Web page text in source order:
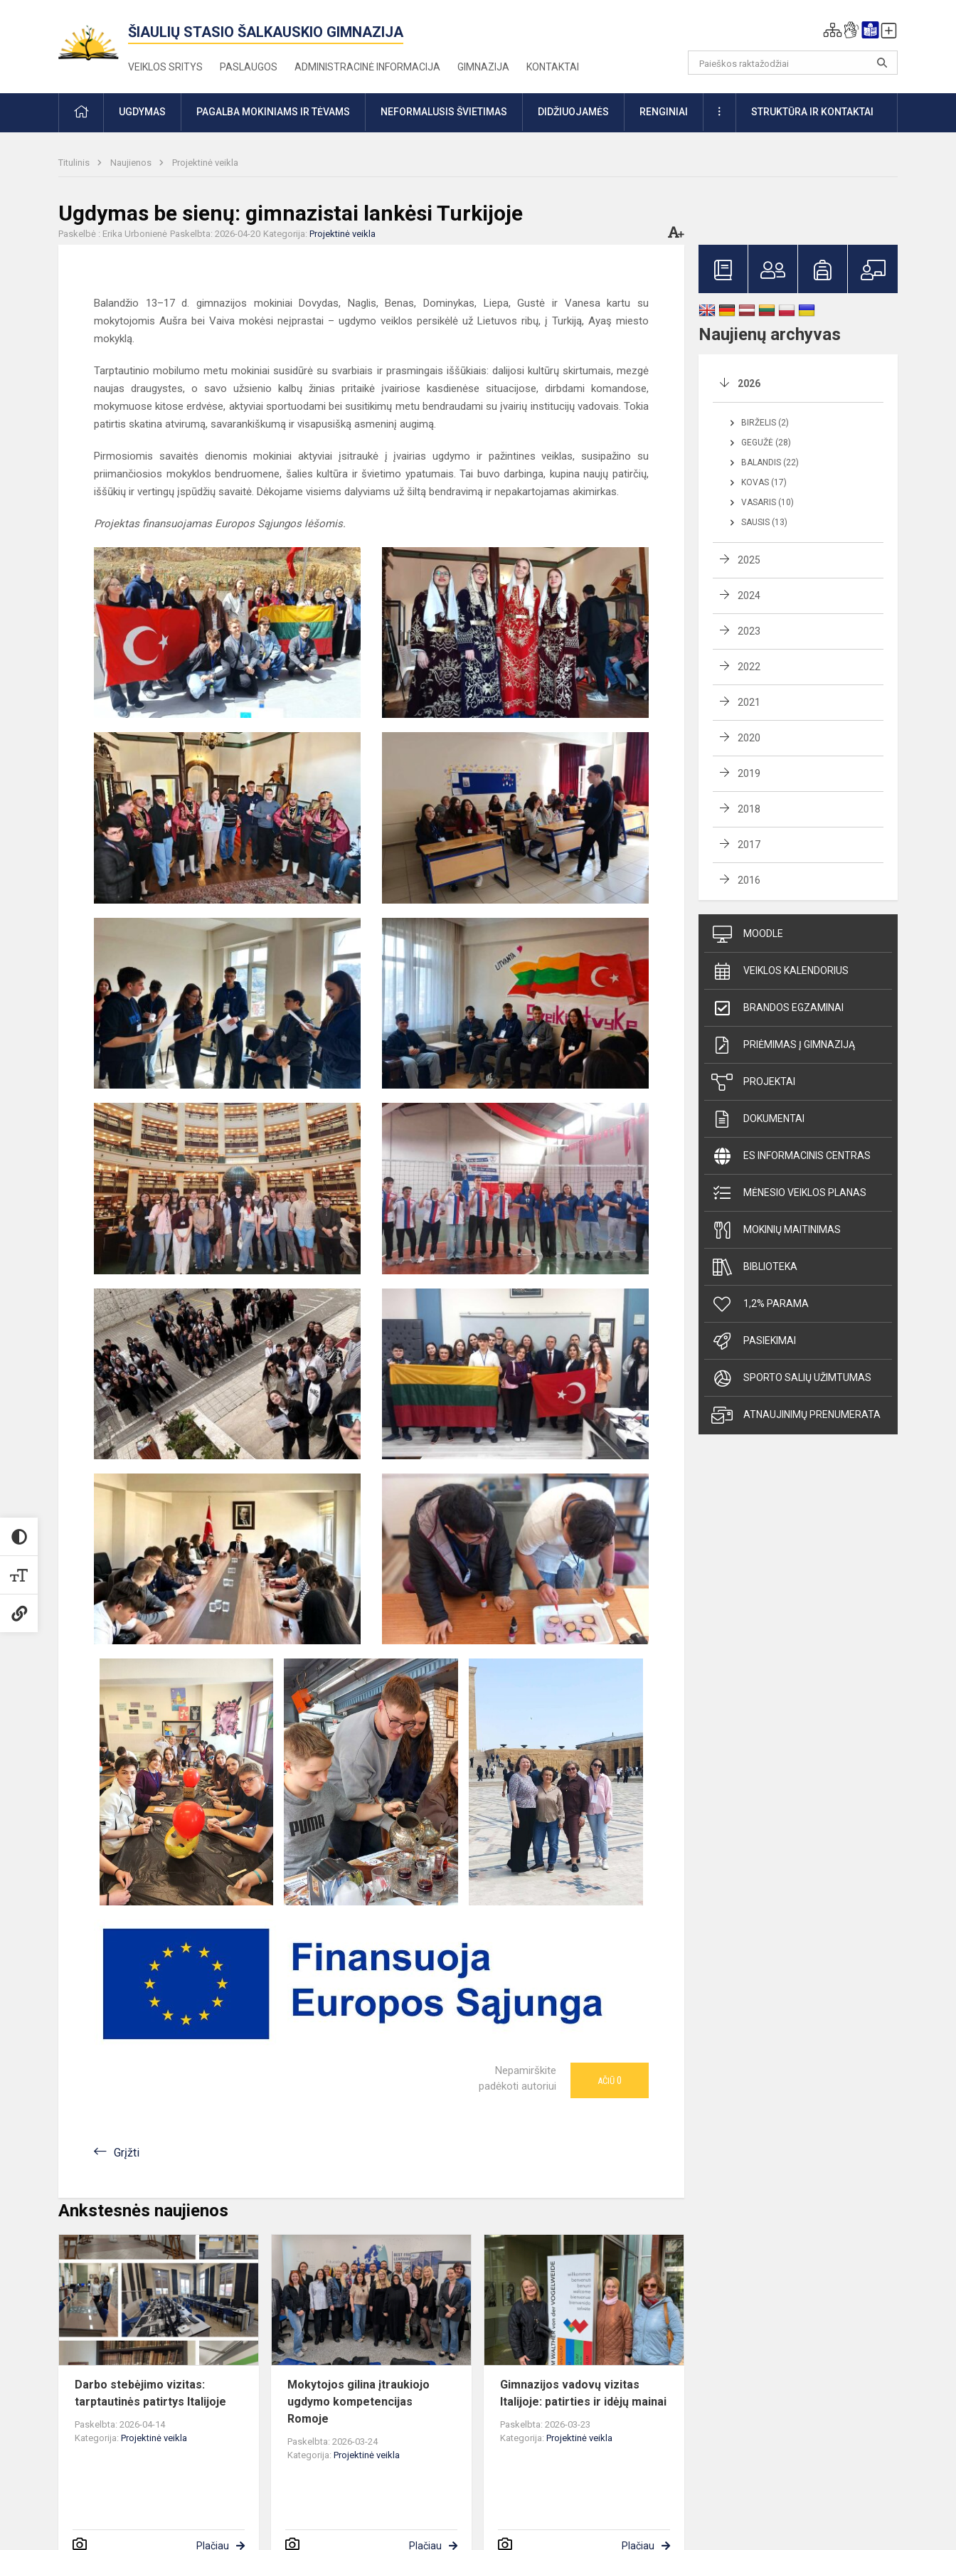
ŠIAULIŲ STASIO ŠALKAUSKIO GIMNAZIJA
VEIKLOS SRITYS PASLAUGOS ADMINISTRACINĖ INFORMACIJA GIMNAZIJA KONTAKTAI
PRADŽIAUGDYMAS PAGALBA MOKINIAMS IR TĖVAMS NEFORMALUSIS ŠVIETIMAS DIDŽIUOJAMĖS RENGINIAI DAUGIAUSTRUKTŪRA IR KONTAKTAI
Titulinis Naujienos Projektinė veikla
Ugdymas be sienų: gimnazistai lankėsi Turkijoje
Paskelbė : Erika Urbonienė Paskelbta: 2026-04-20 Kategorija: Projektinė veikla
Balandžio 13–17 d. gimnazijos mokiniai Dovydas, Naglis, Benas, Dominykas, Liepa, Gustė ir Vanesa kartu su
mokytojomis Aušra bei Vaiva mokėsi neįprastai – ugdymo veiklos persikėlė už Lietuvos ribų, į Turkiją, Ayaş miesto
mokyklą.
Tarptautinio mobilumo metu mokiniai susidūrė su svarbiais ir prasmingais iššūkiais: dalijosi kultūrų skirtumais, mezgė
naujas draugystes, o savo užsienio kalbų žinias pritaikė įvairiose kasdienėse situacijose, dirbdami komandose,
mokymuose kitose erdvėse, aktyviai sportuodami bei susitikimų metu bendraudami su įvairių institucijų vadovais. Tokia
patirtis skatina atvirumą, savarankiškumą ir visapusišką asmeninį augimą.
Pirmosiomis savaitės dienomis mokiniai aktyviai įsitraukė į įvairias ugdymo ir pažintines veiklas, susipažino su
priimančiosios mokyklos bendruomene, šalies kultūra ir švietimo ypatumais. Tai buvo darbinga, kupina naujų patirčių,
iššūkių ir vertingų įspūdžių savaitė. Dėkojame visiems dalyviams už šiltą bendravimą ir nepakartojamas akimirkas.
Projektas finansuojamas Europos Sąjungos lėšomis.
Nepamirškite
padėkoti autoriui
AČIŪ 0
Grįžti
Ankstesnės naujienos
Darbo
stebėjimo
vizitas:
tarptautinės
patirtys
Italijoje
Darbo stebėjimo vizitas:
tarptautinės patirtys Italijoje
Paskelbta: 2026-04-14
Kategorija: Projektinė veikla
Plačiau
Mokytojos
gilina
įtraukiojo
ugdymo
kompetencijas
Romoje
Mokytojos gilina įtraukiojo
ugdymo kompetencijas
Romoje
Paskelbta: 2026-03-24
Kategorija:Projektinė veikla
Plačiau
Gimnazijos
vadovų
vizitas
Italijoje:
patirties
ir
idėjų
mai...
Gimnazijos vadovų vizitas
Italijoje: patirties ir idėjų mainai
Paskelbta: 2026-03-23
Kategorija:Projektinė veikla
Plačiau
Naujienų archyvas
2026
BIRŽELIS (2)
GEGUŽĖ (28)
BALANDIS (22)
KOVAS (17)
VASARIS (10)
SAUSIS (13)
2025
2024
2023
2022
2021
2020
2019
2018
2017
2016
MOODLE
VEIKLOS KALENDORIUS
BRANDOS EGZAMINAI
PRIĖMIMAS Į GIMNAZIJĄ
PROJEKTAI
DOKUMENTAI
ES INFORMACINIS CENTRAS
MĖNESIO VEIKLOS PLANAS
MOKINIŲ MAITINIMAS
BIBLIOTEKA
1,2% PARAMA
PASIEKIMAI
SPORTO SALIŲ UŽIMTUMAS
ATNAUJINIMŲ PRENUMERATA